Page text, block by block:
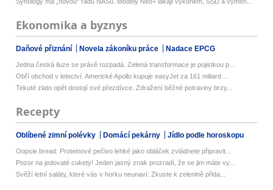
Ekonomika a byznys
Daňové přiznání Novela zákoníku práce Nadace EPCG
Jedna česká iluze se právě rozpadá. Zelená transformace je pojistkou p...
Obří obchod v letectví. Americké Apollo kupuje easyJet za 161 miliard ...
Tekuté zlato opět dostojí své přezdívce. Zdražení běžné potraviny brzy...
Recepty
Oblíbené zimní polévky Domácí pekárny Jídlo podle horoskopu
Oopsie bread: Proteinové pečivo lehké jako obláček zvládnete připravit...
Pozor na jedovaté cukety! Jeden jasný znak prozradí, že se jim máte vy...
Svěží letní saláty, které vás v horku neunaví: Zkuste k zelenině přida...